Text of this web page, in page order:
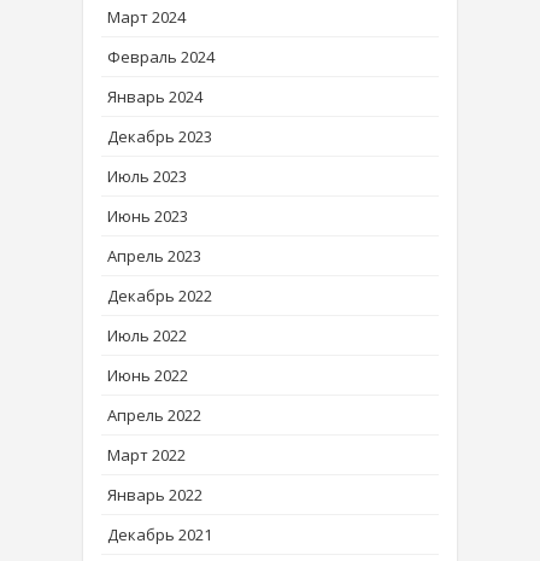
Март 2024
Февраль 2024
Январь 2024
Декабрь 2023
Июль 2023
Июнь 2023
Апрель 2023
Декабрь 2022
Июль 2022
Июнь 2022
Апрель 2022
Март 2022
Январь 2022
Декабрь 2021